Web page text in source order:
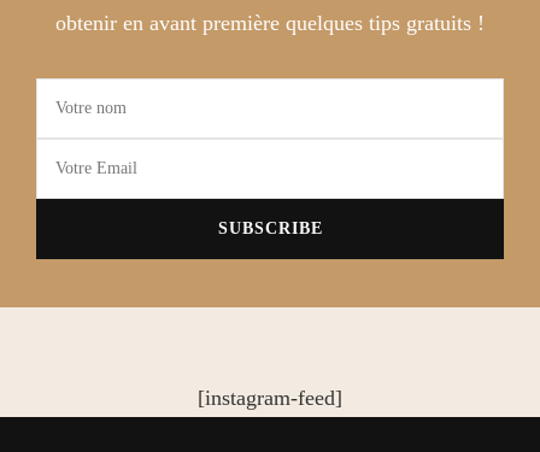
obtenir en avant première quelques tips gratuits !
[instagram-feed]